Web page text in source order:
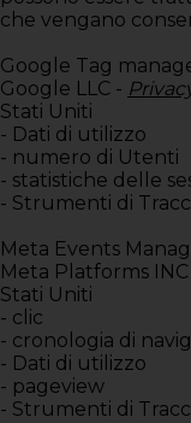
che vengano
Google Tag
Google LLC -
Stati Uniti
- Dati di utilizzo
- numero di Utenti
- statistiche delle
- Strumenti di
Meta Events
Meta Platforms INC
Stati Uniti
- clic
- cronologia di
- Dati di utilizzo
- pageview
- Strumenti di